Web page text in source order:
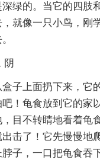
绿的。当它的四肢
就像一只小鸟，刚
阴
子上面扔下来，它
！龟食放到它的家
目不转睛地看着龟
击了！它先慢慢地
子，一口把龟食吞